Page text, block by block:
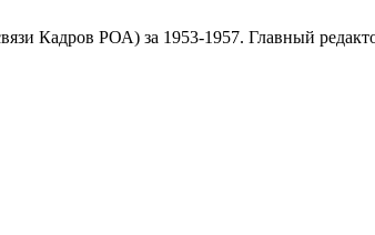
Кадров РОА) за 1953-1957. Главный